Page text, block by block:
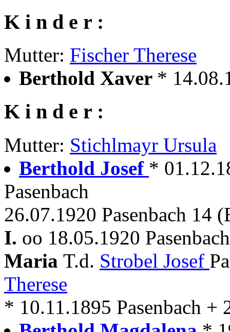
K i n d e r :
Mutter: Fischer Therese
Berthold Xaver *
K i n d e r :
Mutter: Stichlmayr Ursula
Berthold Josef *
Pasenbach
26.07.1920 Pasenbach 14
I. oo 18.05.1920
Maria T.d. Strobel Josef
Therese
* 10.11.1895 Pasenbach +